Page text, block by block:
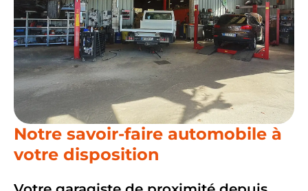
Notre savoir-faire automobile à
votre disposition